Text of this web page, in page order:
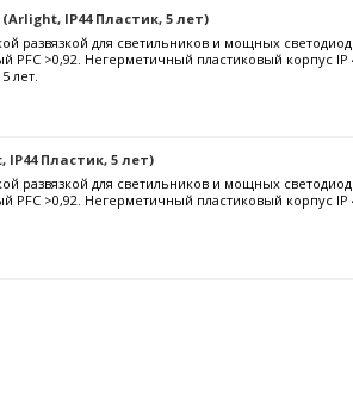
(Arlight, IP44 Пластик, 5 лет)
развязкой для светильников и мощных
PFC >0,92. Негерметичный пластиковый корпус
лет.
IP44 Пластик, 5 лет)
развязкой для светильников и мощных
PFC >0,92. Негерметичный пластиковый корпус